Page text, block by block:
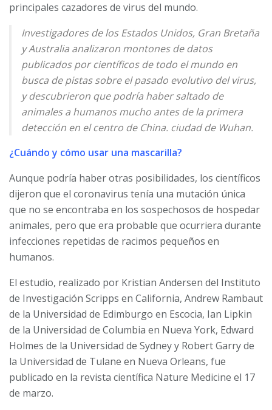
principales cazadores de virus del mundo.
Investigadores de los Estados Unidos, Gran Bretaña
y Australia analizaron montones de datos
publicados por científicos de todo el mundo en
busca de pistas sobre el pasado evolutivo del virus,
y descubrieron que podría haber saltado de
animales a humanos mucho antes de la primera
detección en el centro de China. ciudad de Wuhan.
¿Cuándo y cómo usar una mascarilla?
Aunque podría haber otras posibilidades, los científicos
dijeron que el coronavirus tenía una mutación única
que no se encontraba en los sospechosos de hospedar
animales, pero que era probable que ocurriera durante
infecciones repetidas de racimos pequeños en
humanos.
El estudio, realizado por Kristian Andersen del Instituto
de Investigación Scripps en California, Andrew Rambaut
de la Universidad de Edimburgo en Escocia, Ian Lipkin
de la Universidad de Columbia en Nueva York, Edward
Holmes de la Universidad de Sydney y Robert Garry de
la Universidad de Tulane en Nueva Orleans, fue
publicado en la revista científica Nature Medicine el 17
de marzo.